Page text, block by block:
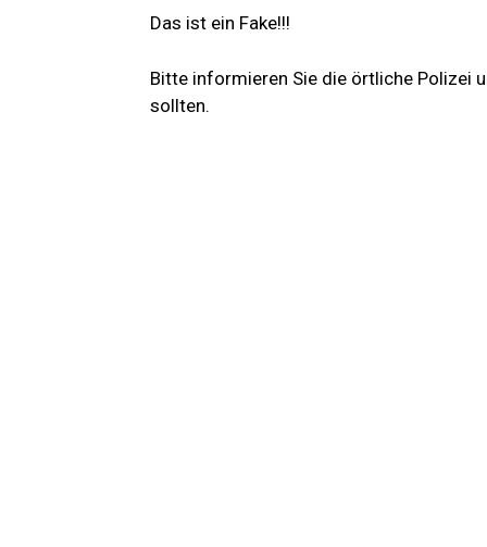
Das ist ein Fake!!!
Bitte informieren Sie die örtliche Polizei
sollten.